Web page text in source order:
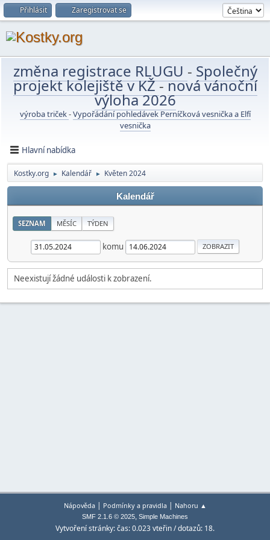
Přihlásit Zaregistrovat se
změna registrace RLUGU - Společný
projekt kolejiště v KŽ-nová vánoční
výloha 2026
výroba triček-Vypořádání pohledávek Perníčková vesnička a Elfí
vesnička
Hlavní nabídka
Kostky.org ► Kalendář ► Květen 2024
Kalendář
SEZNAM MĚSÍC TÝDEN
komu
Neexistují žádné události k zobrazení.
Nápověda| Podmínky a pravidla| Nahoru ▲
SMF 2.1.6 © 2025, Simple Machines
Vytvoření stránky: čas: 0.023 vteřin / dotazů: 18.